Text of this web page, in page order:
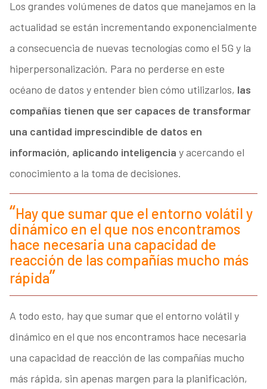
Los grandes volúmenes de datos que manejamos en la
actualidad se están incrementando exponencialmente
a consecuencia de nuevas tecnologías como el 5G y la
hiperpersonalización. Para no perderse en este
océano de datos y entender bien cómo utilizarlos, las
compañías tienen que ser capaces de transformar
una cantidad imprescindible de datos en
información, aplicando inteligencia y acercando el
conocimiento a la toma de decisiones.
Hay que sumar que el entorno volátil y
dinámico en el que nos encontramos
hace necesaria una capacidad de
reacción de las compañías mucho más
rápida
A todo esto, hay que sumar que el entorno volátil y
dinámico en el que nos encontramos hace necesaria
una capacidad de reacción de las compañías mucho
más rápida, sin apenas margen para la planificación,